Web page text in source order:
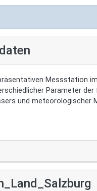
Messstation
Parameter der